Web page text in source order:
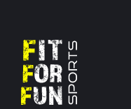
springen